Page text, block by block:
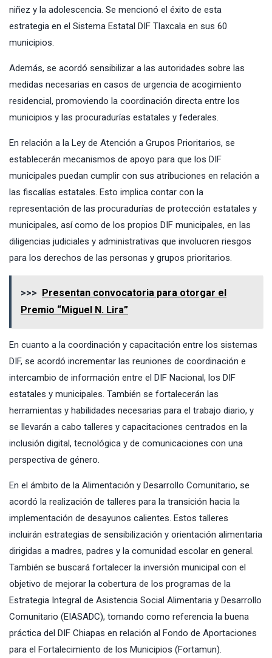
niñez y la adolescencia. Se mencionó el éxito de esta
estrategia en el Sistema Estatal DIF Tlaxcala en sus 60
municipios.
Además, se acordó sensibilizar a las autoridades sobre las
medidas necesarias en casos de urgencia de acogimiento
residencial, promoviendo la coordinación directa entre los
municipios y las procuradurías estatales y federales.
En relación a la Ley de Atención a Grupos Prioritarios, se
establecerán mecanismos de apoyo para que los DIF
municipales puedan cumplir con sus atribuciones en relación a
las fiscalías estatales. Esto implica contar con la
representación de las procuradurías de protección estatales y
municipales, así como de los propios DIF municipales, en las
diligencias judiciales y administrativas que involucren riesgos
para los derechos de las personas y grupos prioritarios.
>>> Presentan convocatoria para otorgar el
Premio “Miguel N. Lira”
En cuanto a la coordinación y capacitación entre los sistemas
DIF, se acordó incrementar las reuniones de coordinación e
intercambio de información entre el DIF Nacional, los DIF
estatales y municipales. También se fortalecerán las
herramientas y habilidades necesarias para el trabajo diario, y
se llevarán a cabo talleres y capacitaciones centrados en la
inclusión digital, tecnológica y de comunicaciones con una
perspectiva de género.
En el ámbito de la Alimentación y Desarrollo Comunitario, se
acordó la realización de talleres para la transición hacia la
implementación de desayunos calientes. Estos talleres
incluirán estrategias de sensibilización y orientación alimentaria
dirigidas a madres, padres y la comunidad escolar en general.
También se buscará fortalecer la inversión municipal con el
objetivo de mejorar la cobertura de los programas de la
Estrategia Integral de Asistencia Social Alimentaria y Desarrollo
Comunitario (EIASADC), tomando como referencia la buena
práctica del DIF Chiapas en relación al Fondo de Aportaciones
para el Fortalecimiento de los Municipios (Fortamun).